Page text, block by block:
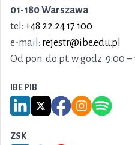
01-180 Warszawa
tel: +48 22 24 17 100
e-mail: rejestr@ibe.edu.pl
Od pon. do pt. w godz. 9:00 –
IBE PIB
Link do serwisu LinkedIn
Link do serwisu X
Link doLink doLink
ZSK